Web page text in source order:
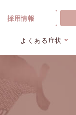
採用情報
よくある症状